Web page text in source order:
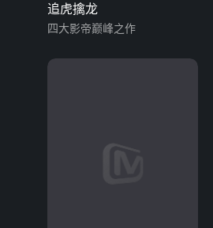
追虎擒龙
四大影帝巅峰之作